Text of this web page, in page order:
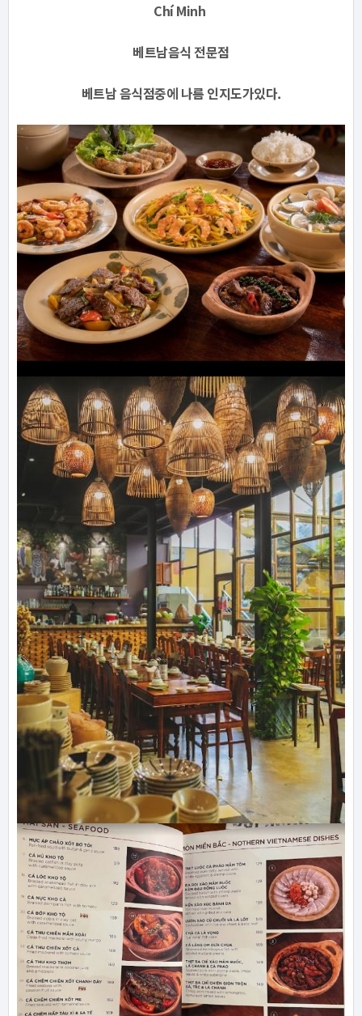
Chí Minh
베트남음식 전문점
베트남 음식점중에 나름 인지도가있다.